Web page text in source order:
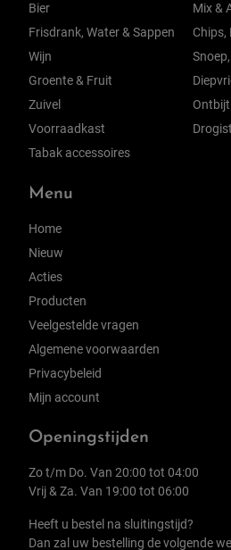
Bier
Frisdrank, Water & Sappen
Wijn
Groente & Fruit
Zuivel
Voorraadkast
Tabak accessoires
Mix &
Chips,
Ontbijt
Menu
Home
Nieuw
Acties
Producten
Veelgestelde vragen
Algemene voorwaarden
Privacybeleid
Mijn account
Openingstijden
Zo t/m Do. Van 20:00 tot 04:00
Vrij & Za. Van 19:00 tot 06:00
Heeft u bestel na sluitingstijd?
Dan zal uw bestelling de volgende